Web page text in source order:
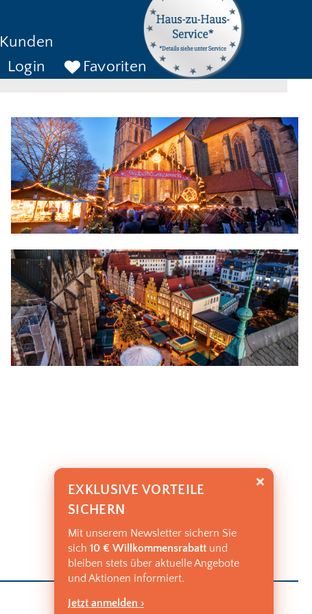
Kunden
Login
Favoriten
Rückreise bis SUCHEN
EXKLUSIVE VORTEILE
SICHERN
Mit unserem Newsletter sichern Sie
sich 10 € Willkommensrabatt und
bleiben stets über aktuelle Angebote
und Aktionen informiert.
Jetzt anmelden ›